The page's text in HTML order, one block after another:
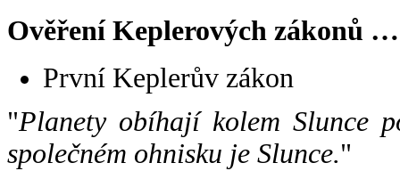
Ověření Keplerových zákonů …
První Keplerův zákon
"Planety obíhají kolem Slunce
společném ohnisku je Slunce."